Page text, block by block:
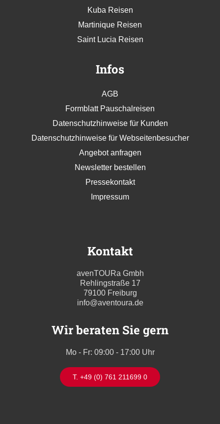
Kuba Reisen
Martinique Reisen
Saint Lucia Reisen
Infos
AGB
Formblatt Pauschalreisen
Datenschutzhinweise für Kunden
Datenschutzhinweise für Webseitenbesucher
Angebot anfragen
Newsletter bestellen
Pressekontakt
Impressum
Kontakt
avenTOURa Gmbh
Rehlingstraße 17
79100 Freiburg
info@aventoura.de
Wir beraten Sie gern
Mo - Fr: 09:00 - 17:00 Uhr
T. +49 (0) 761 211699 0